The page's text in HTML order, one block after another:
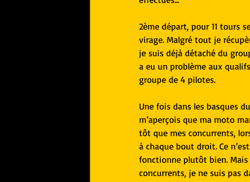
2ème départ, pour 11 tours
virage. Malgré tout je
je suis déjà détaché du
a eu un problème aux
groupe de 4 pilotes.
Une fois dans les basques
m’aperçois que ma moto
tôt que mes concurrents,
à chaque bout droit. Ce
fonctionne plutôt bien. Mais
concurrents, je ne suis pas